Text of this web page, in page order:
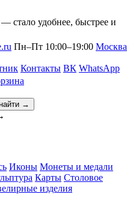
стало удобнее, быстрее и
Пн–Пт 10:00–19:00 Москва
Контакты ВК WhatsApp
найти →
Иконы Монеты и медали
Карты Столовое
изделия